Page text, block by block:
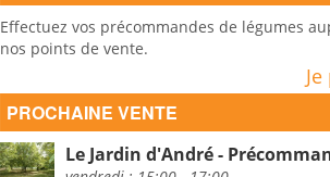
Effectuez vos précommandes de légumes
nos points de vente.
PROCHAINE VENTE
Le Jardin d'André -